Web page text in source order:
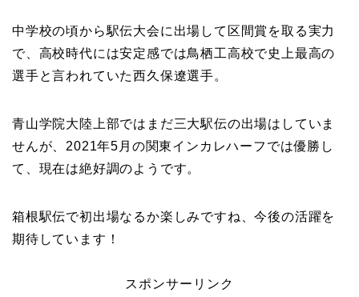
中学校の頃から駅伝大会に出場して区間賞を取る実力
で、高校時代には安定感では鳥栖工高校で史上最高の
選手と言われていた西久保遼選手。
青山学院大陸上部ではまだ三大駅伝の出場はしていま
せんが、2021年5月の関東インカレハーフでは優勝し
て、現在は絶好調のようです。
箱根駅伝で初出場なるか楽しみですね、今後の活躍を
期待しています！
スポンサーリンク